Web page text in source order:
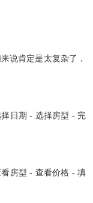
说肯定是太复杂了，
日期 - 选择房型 - 完
房型 - 查看价格 - 填